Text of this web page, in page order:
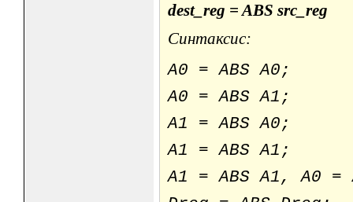
dest_reg = ABS src_reg
Синтаксис:
A0 =
A0 =
A1 =
A1 =
A1 = ABS A1,